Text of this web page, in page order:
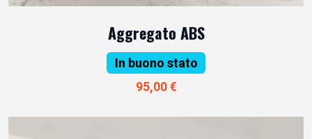
Aggregato ABS
In buono stato
95,00 €